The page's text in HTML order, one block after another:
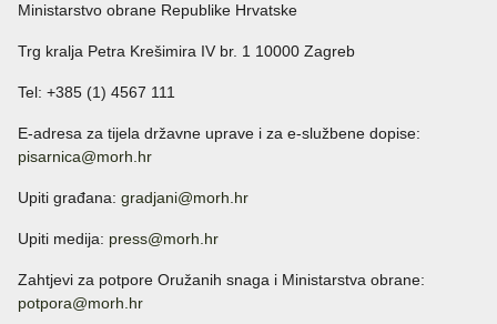
Ministarstvo obrane Republike Hrvatske
Trg kralja Petra Krešimira IV br. 1 10000 Zagreb
Tel: +385 (1) 4567 111
E-adresa za tijela državne uprave i za e-službene dopise:
pisarnica@morh.hr
Upiti građana: gradjani@morh.hr
Upiti medija: press@morh.hr
Zahtjevi za potpore Oružanih snaga i Ministarstva obrane:
potpora@morh.hr